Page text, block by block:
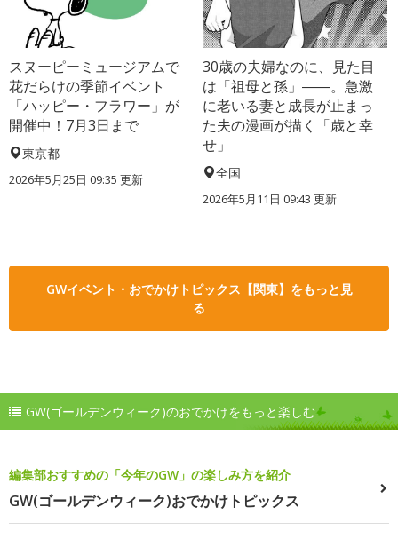
スヌーピーミュージアムで
花だらけの季節イベント
「ハッピー・フラワー」が
開催中！7月3日まで
東京都
2026年5月25日 09:35 更新
30歳の夫婦なのに、見た目
は「祖母と孫」――。急激
に老いる妻と成長が止まっ
た夫の漫画が描く「歳と幸
せ」
全国
2026年5月11日 09:43 更新
GWイベント・おでかけトピックス【関東】をもっと見
る
GW(ゴールデンウィーク)のおでかけをもっと楽しむ
編集部おすすめの「今年のGW」の楽しみ方を紹介
GW(ゴールデンウィーク)おでかけトピックス